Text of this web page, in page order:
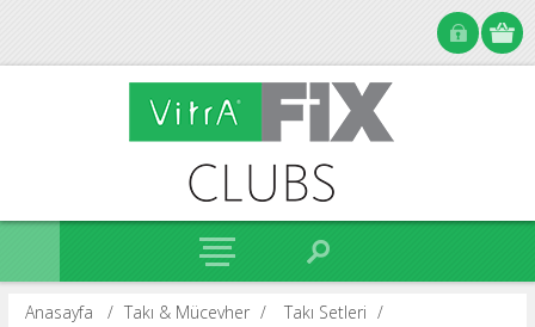
Anasayfa / Takı & Mücevher / Takı Setleri /